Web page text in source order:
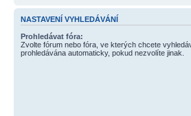
NASTAVENÍ VYHLEDÁVÁNÍ
Prohledávat fóra:
Zvolte fórum nebo fóra, ve kterých chcete
prohledávána automaticky, pokud nezvolíte jinak.